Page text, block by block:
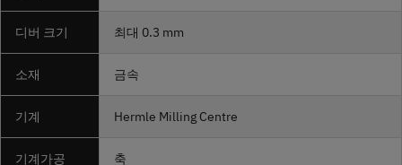
디버 크기 최대 0.3 mm
소재 금속
기계 Hermle Milling Centre
기계가공 축